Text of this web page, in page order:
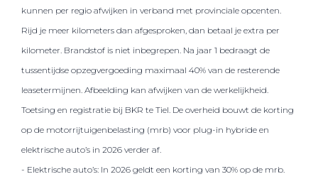
kunnen per regio afwijken in verband met provinciale opcenten.
Rijd je meer kilometers dan afgesproken, dan betaal je extra per
kilometer. Brandstof is niet inbegrepen. Na jaar 1 bedraagt de
tussentijdse opzegvergoeding maximaal 40% van de resterende
leasetermijnen. Afbeelding kan afwijken van de werkelijkheid.
Toetsing en registratie bij BKR te Tiel. De overheid bouwt de korting
op de motorrijtuigenbelasting (mrb) voor plug-in hybride en
elektrische auto’s in 2026 verder af.
- Elektrische auto’s: In 2026 geldt een korting van 30% op de mrb.